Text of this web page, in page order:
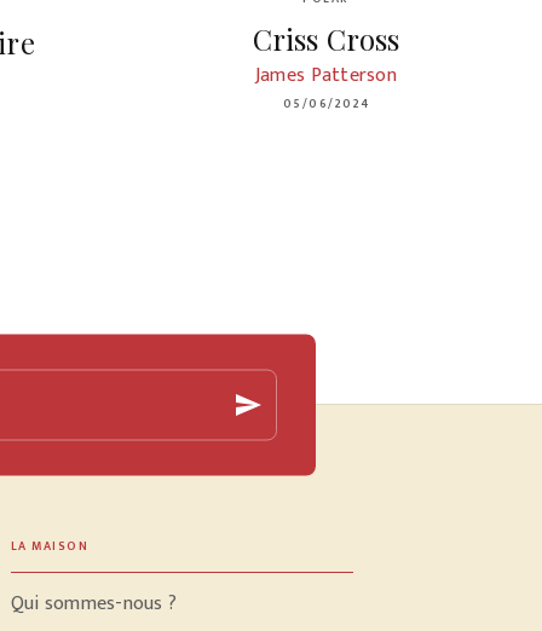
Criss Cross
James Patterson
05/06/2024
send
LA MAISON
Qui sommes-nous ?